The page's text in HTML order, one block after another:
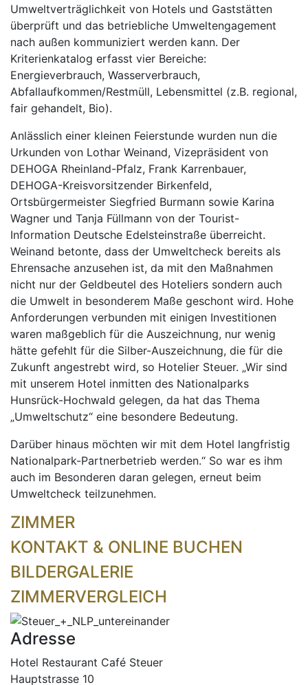
Umweltverträglichkeit von Hotels und Gaststätten
überprüft und das betriebliche Umweltengagement
nach außen kommuniziert werden kann. Der
Kriterienkatalog erfasst vier Bereiche:
Energieverbrauch, Wasserverbrauch,
Abfallaufkommen/Restmüll, Lebensmittel (z.B. regional,
fair gehandelt, Bio).
Anlässlich einer kleinen Feierstunde wurden nun die
Urkunden von Lothar Weinand, Vizepräsident von
DEHOGA Rheinland-Pfalz, Frank Karrenbauer,
DEHOGA-Kreisvorsitzender Birkenfeld,
Ortsbürgermeister Siegfried Burmann sowie Karina
Wagner und Tanja Füllmann von der Tourist-
Information Deutsche Edelsteinstraße überreicht.
Weinand betonte, dass der Umweltcheck bereits als
Ehrensache anzusehen ist, da mit den Maßnahmen
nicht nur der Geldbeutel des Hoteliers sondern auch
die Umwelt in besonderem Maße geschont wird. Hohe
Anforderungen verbunden mit einigen Investitionen
waren maßgeblich für die Auszeichnung, nur wenig
hätte gefehlt für die Silber-Auszeichnung, die für die
Zukunft angestrebt wird, so Hotelier Steuer. „Wir sind
mit unserem Hotel inmitten des Nationalparks
Hunsrück-Hochwald gelegen, da hat das Thema
„Umweltschutz“ eine besondere Bedeutung.
Darüber hinaus möchten wir mit dem Hotel langfristig
Nationalpark-Partnerbetrieb werden.“ So war es ihm
auch im Besonderen daran gelegen, erneut beim
Umweltcheck teilzunehmen.
ZIMMER
KONTAKT & ONLINE BUCHEN
BILDERGALERIE
ZIMMERVERGLEICH
Adresse
Hotel Restaurant Café Steuer
Hauptstrasse 10